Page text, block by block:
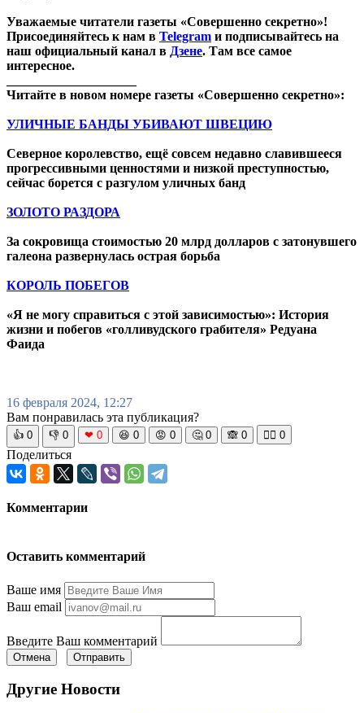
Уважаемые читатели газеты «Совершенно секретно»!
Присоединяйтесь к нам в Telegram и подписывайтесь на
наш официальный канал в Дзене. Там все самое
интересное.
Читайте в новом номере газеты «Совершенно секретно»:
УЛИЧНЫЕ БАНДЫ УБИВАЮТ ШВЕЦИЮ
Северное королевство, ещё совсем недавно славившееся
прогрессивными ценностями и низкой преступностью,
сейчас борется с разгулом уличных банд
ЗОЛОТО РАЗДОРА
За сокровища стоимостью 20 млрд долларов с затонувшего
галеона развернулась острая борьба
КОРОЛЬ ПОБЕГОВ
«Я не могу справиться с этой зависимостью»: История
жизни и побегов «голливудского грабителя» Редуана
Фаида
16 февраля 2024, 12:27
Вам понравилась эта публикация?
👍 0 👎 0 ❤ 0 😆 0 😡 0 🤔 0 🙈 0 🧘‍♀️ 0
Поделиться
Комментарии
Оставить комментарий
Ваше имя
Ваш email
Введите Ваш комментарий
Отмена Отправить
Другие Новости